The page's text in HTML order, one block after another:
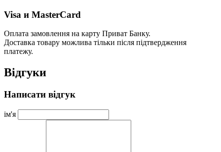
Visa и MasterCard
Оплата замовлення на карту Приват Банку.
Доставка товару можлива тільки після підтвердження
платежу.
Відгуки
Написати відгук
ім'я